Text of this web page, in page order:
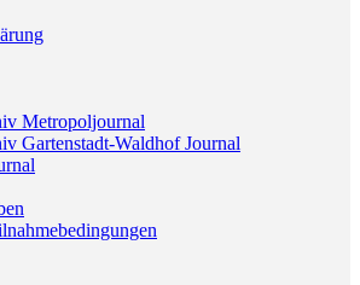
Metropoljournal
Gartenstadt-Waldhof Journal